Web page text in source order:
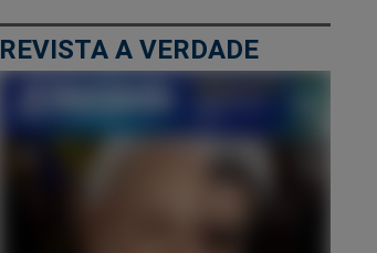
REVISTA A VERDADE